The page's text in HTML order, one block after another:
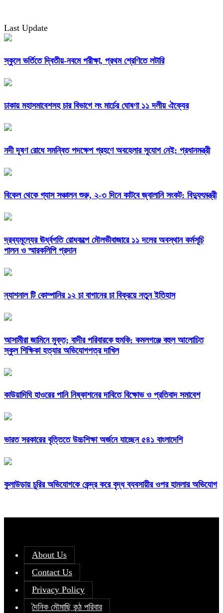
Last Update
স্কুলে ভর্তিতে দ্বিতীয়-নবমে পরীক্ষা, প্রথম শ্রেণিতে লটারি
ঢাকায় মহাসমাবেশসহ চার বিভাগে লং মার্চের ঘোষণা ১১ দলীয় ঐক্যের
নদী দূষণ রোধে সমন্বিত পদক্ষেপ গ্রহণে অবহেলার সুযোগ নেই: প্রধানমন্ত্রী
বিকেল থেকে গ্যাস সঞ্চালন শুরু, ২-৩ দিনে কাটবে জ্বালানি সংকট: বিদ্যুৎমন্ত্রী
দ্রব্যমূল্যের ঊর্ধ্বগতি রোধকল্পে মৌলভীবাজারে ১১ দলের অবস্থান কর্মসূচি
পালন ও স্মারকলিপি প্রদান
ন্যাশনাল টি কোম্পানির ১২ চা বাগানের চা বিক্রয়ে নতুন ইতিহাস
আসামীরা জামিনে মুক্ত; বাদীর পরিবারকে হুমকি: কমলগঞ্জে বহুল আলোচিত
স্কুল শিক্ষিকা হত্যার অভিযোগপত্র দাখিল
কাউয়াদিঘি হাওরের পানি নিষ্কাশনের দাবিতে বিক্ষোভ ও প্রতিবাদ সমাবেশ
ভারত সরকারের বৃত্তিতে উচ্চশিক্ষা অর্জনে যাচ্ছেন ৫৪১ বাংলাদেশি
কুলাউড়ায় চুরির অভিযোগকে কেন্দ্র করে বৃদ্ধ ব্যবসায়ীর ওপর হামলার অভিযোগ
About Us
Contact Us
Privacy Policy
দৈনিক মৌমাছি কন্ঠ পরিবার